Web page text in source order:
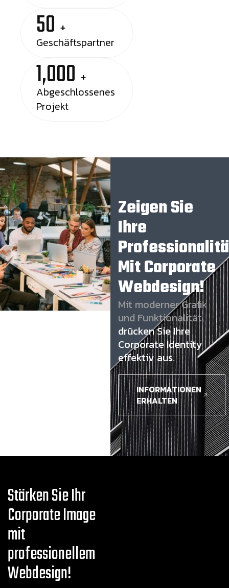
50 +
Geschäftspartner
1,000 +
Abgeschlossenes
Projekt
Zeigen Sie
Ihre
Mit Corporate
Webdesign!
Mit moderner Grafik
und Funktionalität,
drücken Sie Ihre
Corporate Identity
effektiv aus.
INFORMATIONEN
ERHALTEN
Stärken Sie Ihr
Corporate Image
mit
professionellem
Webdesign!